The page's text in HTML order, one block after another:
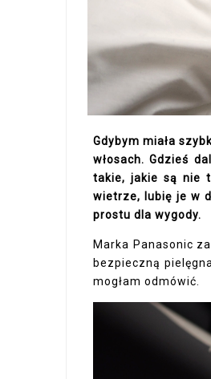
Gdybym miała
włosach. Gdzieś
takie, jakie są nie
wietrze, lubię je w
prostu dla wygody.
Marka Panasonic
bezpieczną
mogłam odmówić.